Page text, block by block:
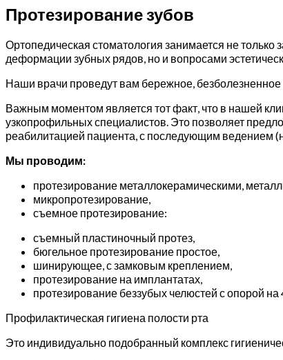
Протезирование зубов
Ортопедическая стоматология занимается не
деформации зубных рядов, но и вопросами
Наши врачи проведут вам бережное, безболезненное
Важным моментом является тот факт, что в нашей
узкопрофильных специалистов. Это позволяет
реабилитацией пациента, с последующим ведением
Мы проводим:
протезирование металлокерамическими,
микропротезирование,
съемное протезирование:
съемный пластиночный протез,
бюгельное протезирование простое,
шинирующее, с замковым креплением,
протезирование на имплантатах,
протезирование беззубых челюстей с опорой
Профилактическая гигиена полости рта
Это индивидуально подобранный комплекс